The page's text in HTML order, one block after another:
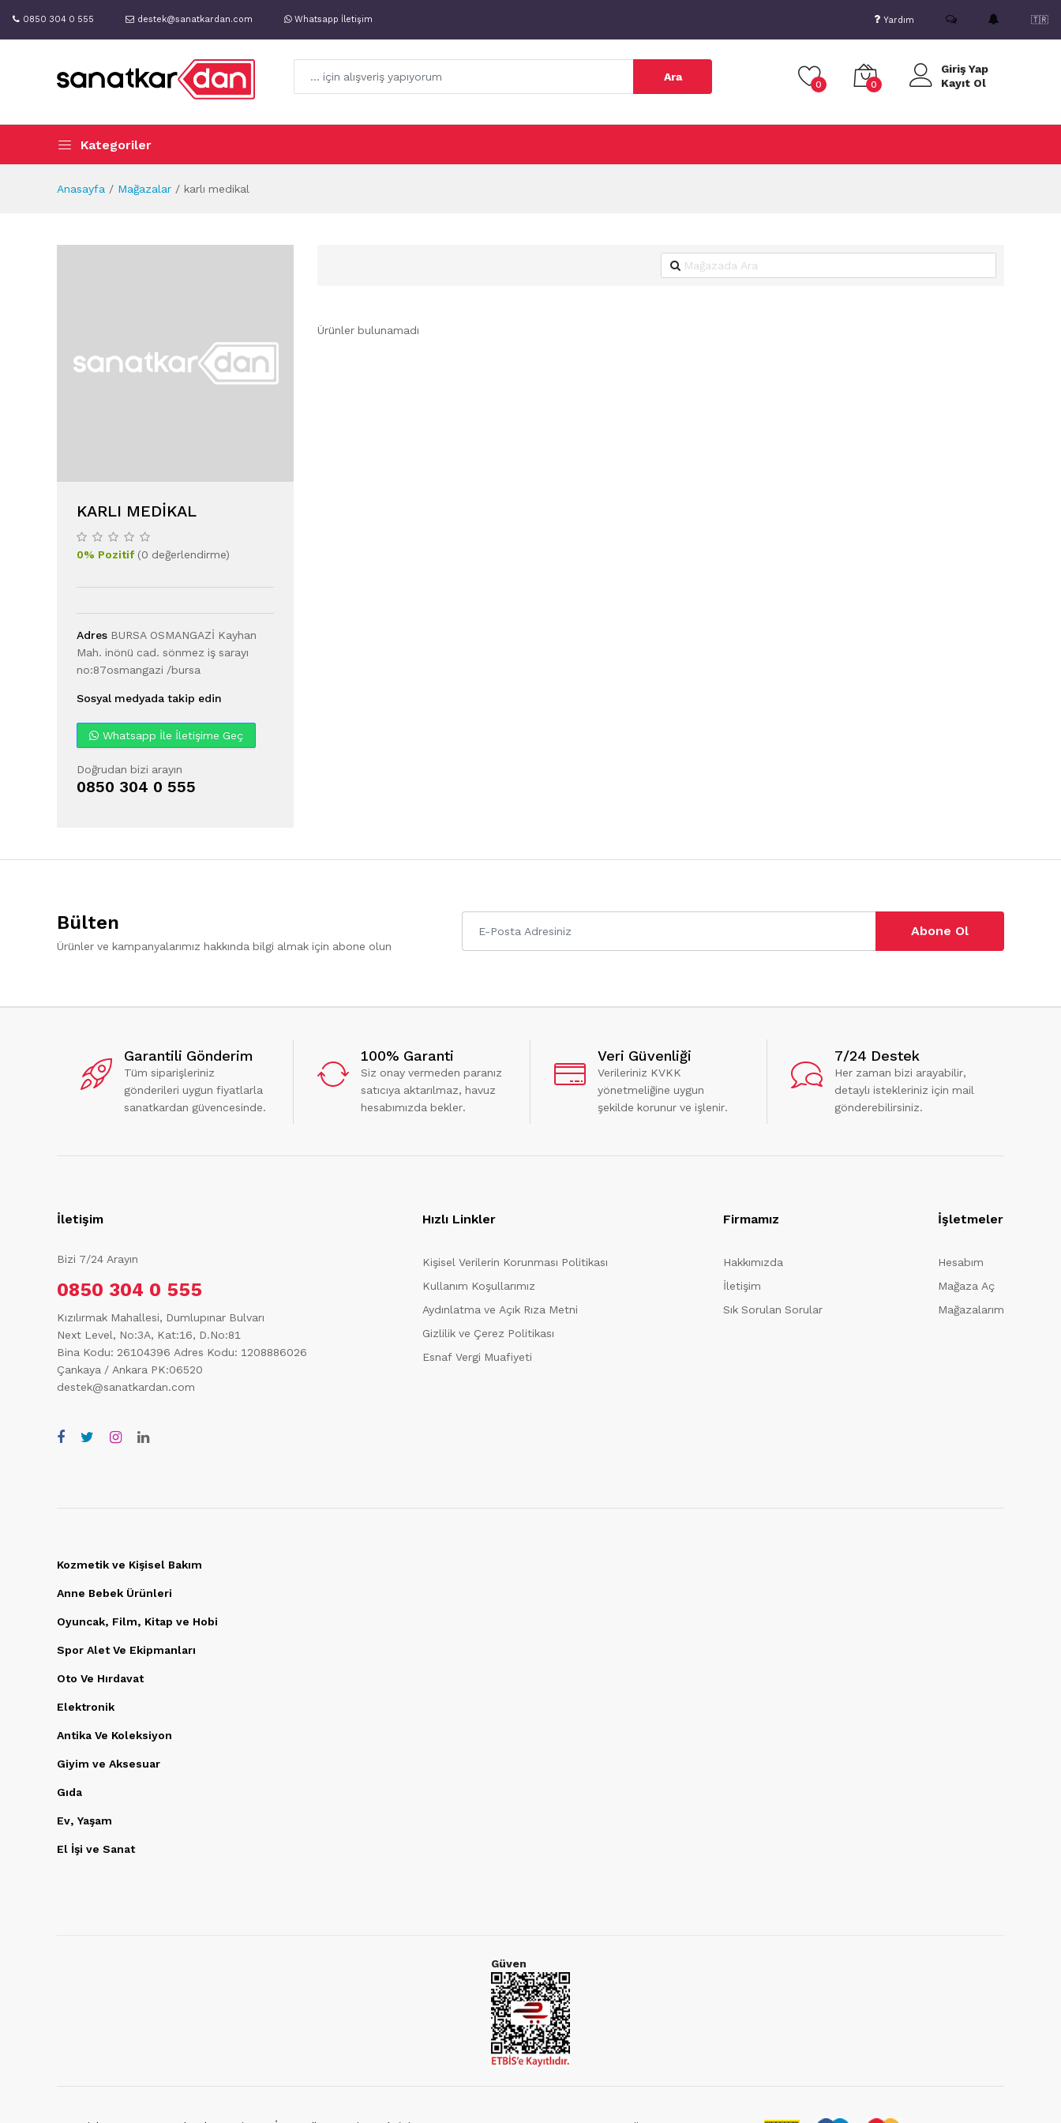
0850 304 0 555 destek@sanatkardan.com Whatsapp İletişim Yardım 🇹🇷
Ara
0 0
Giriş Yap
Kayıt Ol
Kategoriler
Anasayfa Mağazalar karlı medikal
KARLI MEDIKAL
0% Pozitif(0 değerlendirme)
Adres BURSA OSMANGAZİ Kayhan
Mah. inönü cad. sönmez iş sarayı
no:87osmangazi /bursa
Sosyal medyada takip edin
Whatsapp İle İletişime Geç
Doğrudan bizi arayın
0850 304 0 555
Ürünler bulunamadı
Bülten
Ürünler ve kampanyalarımız hakkında bilgi almak için abone olun
Abone Ol
Garantili Gönderim
Tüm siparişleriniz
gönderileri uygun fiyatlarla
sanatkardan güvencesinde.
100% Garanti
Siz onay vermeden paranız
satıcıya aktarılmaz, havuz
hesabımızda bekler.
Veri Güvenliği
Verileriniz KVKK
yönetmeliğine uygun
şekilde korunur ve işlenir.
7/24 Destek
Her zaman bizi arayabilir,
detaylı istekleriniz için mail
gönderebilirsiniz.
İletişim
Bizi 7/24 Arayın
0850 304 0 555
Kızılırmak Mahallesi, Dumlupınar Bulvarı
Next Level, No:3A, Kat:16, D.No:81
Bina Kodu: 26104396 Adres Kodu: 1208886026
Çankaya / Ankara PK:06520
destek@sanatkardan.com
Hızlı Linkler
Kişisel Verilerin Korunması Politikası
Kullanım Koşullarımız
Aydınlatma ve Açık Rıza Metni
Gizlilik ve Çerez Politikası
Esnaf Vergi Muafiyeti
Firmamız
Hakkımızda
İletişim
Sık Sorulan Sorular
İşletmeler
Hesabım
Mağaza Aç
Mağazalarım
Kozmetik ve Kişisel Bakım
Anne Bebek Ürünleri
Oyuncak, Film, Kitap ve Hobi
Spor Alet Ve Ekipmanları
Oto Ve Hırdavat
Elektronik
Antika Ve Koleksiyon
Giyim ve Aksesuar
Gıda
Ev, Yaşam
El İşi ve Sanat
Güven